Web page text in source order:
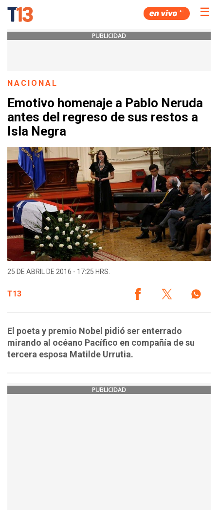
☰
PUBLICIDAD
NACIONAL
Emotivo homenaje a Pablo Neruda
antes del regreso de sus restos a
Isla Negra
25 DE ABRIL DE 2016 - 17:25 HRS.
T13
El poeta y premio Nobel pidió ser enterrado
mirando al océano Pacífico en compañía de su
tercera esposa Matilde Urrutia.
PUBLICIDAD